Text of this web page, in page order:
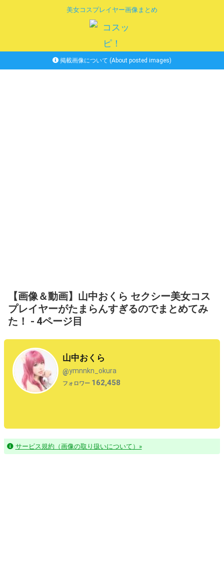
美女コスプレイヤー画像まとめ
掲載画像について (About posted images)
【画像＆動画】山中おくら セクシー美女コス
プレイヤーがたまらんすぎるのでまとめてみ
た！ - 4ページ目
山中おくら
@ymnnkn_okura
フォロワー 162,458
サービス規約（画像の取り扱いについて）»